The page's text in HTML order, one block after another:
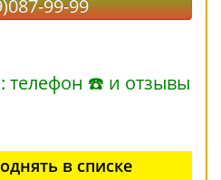
99-99
телефон ☎ и отзывы
в списке